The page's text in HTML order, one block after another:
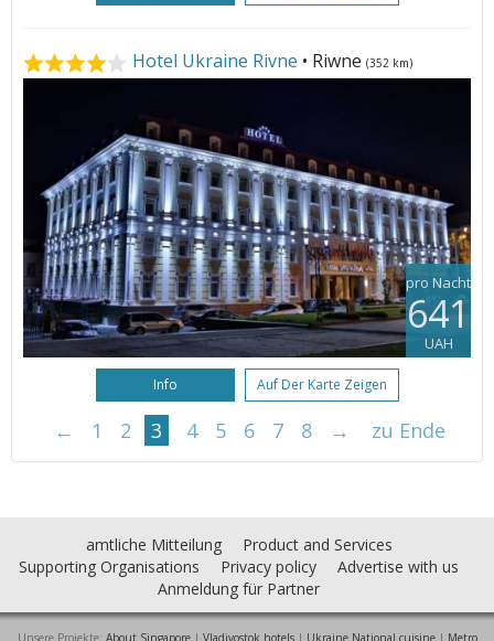
Hotel Ukraine Rivne • Riwne (352 km)
pro Nacht
641
UAH
Info Auf Der Karte Zeigen
← 1 2 3 4 5 6 7 8 → zu Ende
amtliche Mitteilung
Product and Services
Supporting Organisations
Privacy policy
Advertise with us
Anmeldung für Partner
Unsere Projekte: About Singapore| Vladivostok hotels| Ukraine National cuisine| Metro